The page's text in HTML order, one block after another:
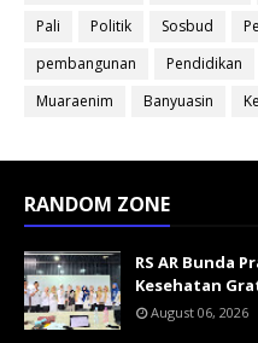
Pali
Politik Sosbud
pembangunan
Pendidikan
Muaraenim
Banyuasin
RANDOM ZONE
RS AR Bunda
Kesehatan
August 06, 2026